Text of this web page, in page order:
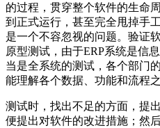
的过程，贯穿整个软件的生命
到正式运行，甚至完全甩掉手
是一个不容忽视的问题。验证
原型测试，由于ERP系统是信
当是全系统的测试，各个部门
能理解各个数据、功能和流程
测试时，找出不足的方面，提
便提出对软件的改进措施；然